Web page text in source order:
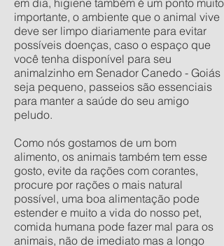
em dia, higiene também é um ponto muito
importante, o ambiente que o animal vive
deve ser limpo diariamente para evitar
possíveis doenças, caso o espaço que
você tenha disponível para seu
animalzinho em Senador Canedo - Goiás
seja pequeno, passeios são essenciais
para manter a saúde do seu amigo
peludo.
Como nós gostamos de um bom
alimento, os animais também tem esse
gosto, evite da rações com corantes,
procure por rações o mais natural
possível, uma boa alimentação pode
estender e muito a vida do nosso pet,
comida humana pode fazer mal para os
animais, não de imediato mas a longo